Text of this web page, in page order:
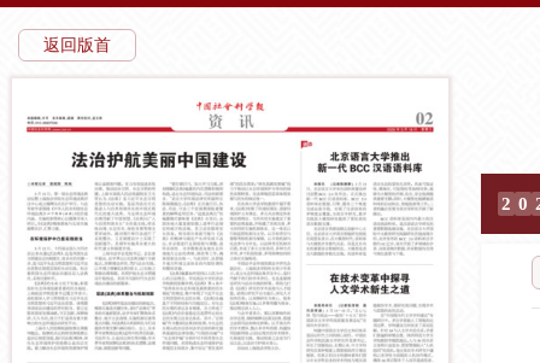
返回版首
2 0